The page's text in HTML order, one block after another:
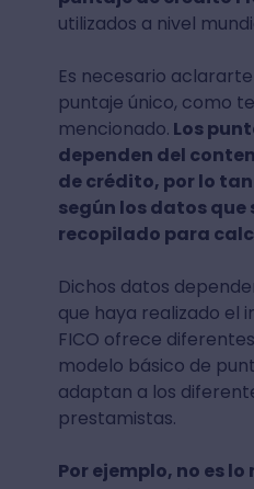
utilizados a nivel
Es necesario
puntaje único, como
mencionado. Los
dependen del
de crédito, por lo
según los datos que
recopilado para
Dichos datos
que haya realizado el
FICO ofrece
modelo básico de
adaptan a los
prestamistas.
Por ejemplo, no es